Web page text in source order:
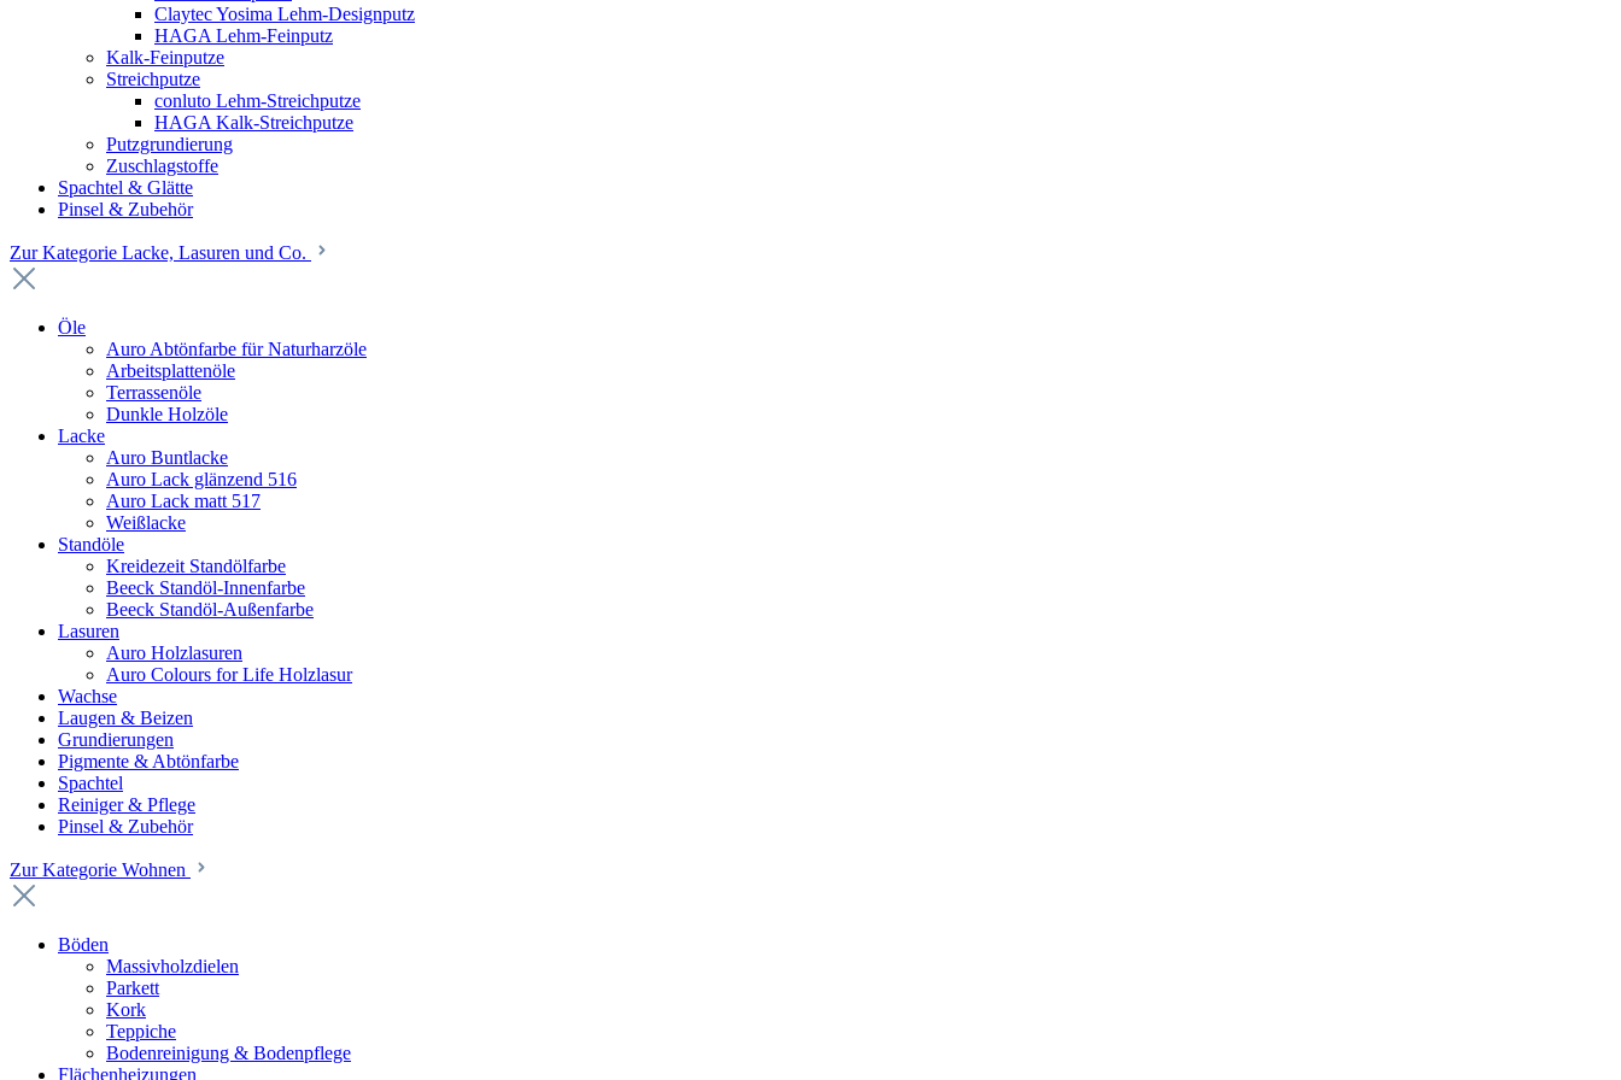
Claytec Yosima Lehm-Designputz
HAGA Lehm-Feinputz
Kalk-Feinputze
Streichputze
conluto Lehm-Streichputze
HAGA Kalk-Streichputze
Putzgrundierung
Zuschlagstoffe
Spachtel & Glätte
Pinsel & Zubehör
Zur Kategorie Lacke, Lasuren und Co.
Öle
Auro Abtönfarbe für Naturharzöle
Arbeitsplattenöle
Terrassenöle
Dunkle Holzöle
Lacke
Auro Buntlacke
Auro Lack glänzend 516
Auro Lack matt 517
Weißlacke
Standöle
Kreidezeit Standölfarbe
Beeck Standöl-Innenfarbe
Beeck Standöl-Außenfarbe
Lasuren
Auro Holzlasuren
Auro Colours for Life Holzlasur
Wachse
Laugen & Beizen
Grundierungen
Pigmente & Abtönfarbe
Spachtel
Reiniger & Pflege
Pinsel & Zubehör
Zur Kategorie Wohnen
Böden
Massivholzdielen
Parkett
Kork
Teppiche
Bodenreinigung & Bodenpflege
Flächenheizungen